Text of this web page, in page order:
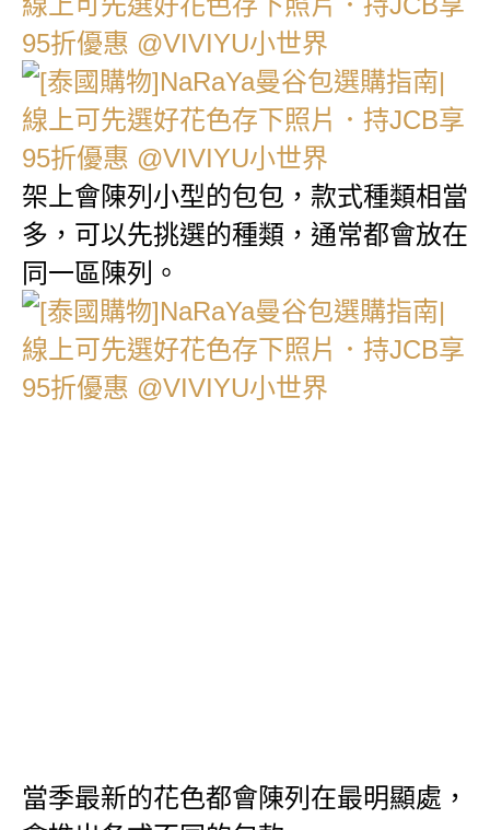
架上會陳列小型的包包，款式種類相當
多，可以先挑選的種類，通常都會放在
同一區陳列。
當季最新的花色都會陳列在最明顯處，